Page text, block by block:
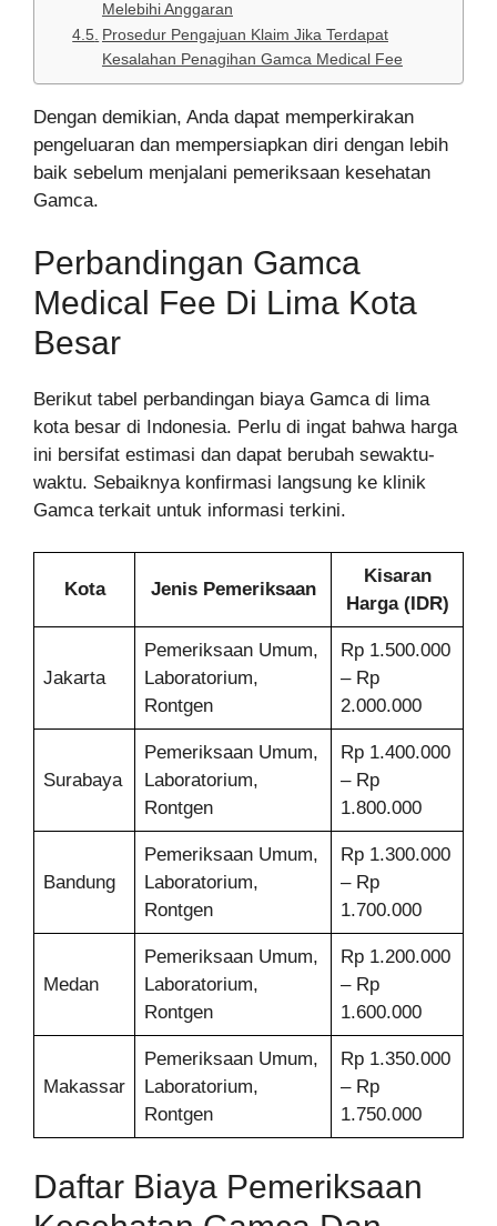
Melebihi Anggaran
Prosedur Pengajuan Klaim Jika Terdapat
Kesalahan Penagihan Gamca Medical Fee
Dengan demikian, Anda dapat memperkirakan
pengeluaran dan mempersiapkan diri dengan lebih
baik sebelum menjalani pemeriksaan kesehatan
Gamca.
Perbandingan Gamca
Medical Fee Di Lima Kota
Besar
Berikut tabel perbandingan biaya Gamca di lima
kota besar di Indonesia. Perlu di ingat bahwa harga
ini bersifat estimasi dan dapat berubah sewaktu-
waktu. Sebaiknya konfirmasi langsung ke klinik
Gamca terkait untuk informasi terkini.
Kota Jenis Pemeriksaan
Kisaran
Harga (IDR)
Jakarta
Pemeriksaan Umum,
Laboratorium,
Rontgen
Rp 1.500.000
– Rp
2.000.000
Surabaya
Pemeriksaan Umum,
Laboratorium,
Rontgen
Rp 1.400.000
– Rp
1.800.000
Bandung
Pemeriksaan Umum,
Laboratorium,
Rontgen
Rp 1.300.000
– Rp
1.700.000
Medan
Pemeriksaan Umum,
Laboratorium,
Rontgen
Rp 1.200.000
– Rp
1.600.000
Makassar
Pemeriksaan Umum,
Laboratorium,
Rontgen
Rp 1.350.000
– Rp
1.750.000
Daftar Biaya Pemeriksaan